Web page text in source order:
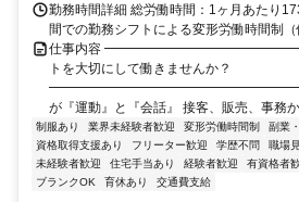
勤務時間詳細 総労働時間：1ヶ月あたり
間での勤務シフトによる変形労働時間制（
仕事内容
トを大切にして働きませんか？
━━━━━━━━━━━━━━━━━━━━ 実
が『運動』と『会話』 接客、販売、事務
制服あり 業界未経験者歓迎 変形労働時間制 副業
資格取得支援あり
フリーター歓迎 学歴不問 職場
未経験者歓迎
住宅手当あり 経験者歓迎 有資格者
ブランクOK
育休あり 交通費支給